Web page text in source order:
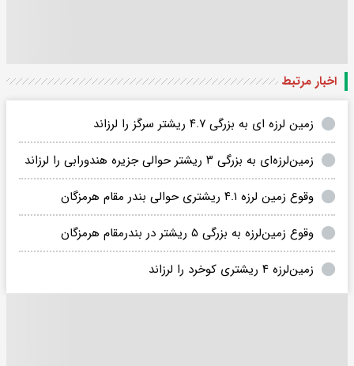
اخبار مرتبط
زمین لرزه ای به بزرگی ۴.۷ ریشتر سرگز را لرزاند
زمین‌لرزه‌ای به بزرگی ۳ ریشتر حوالی جزیره هندورابی را لرزاند
وقوع زمین لرزه ۴.۱ ریشتری حوالی بندر مقام هرمزگان
وقوع زمین‌لرزه به بزرگی ۵ ریشتر در بندرمقام هرمزگان
زمین‌لرزه ۴ ریشتری کوخرد را لرزاند